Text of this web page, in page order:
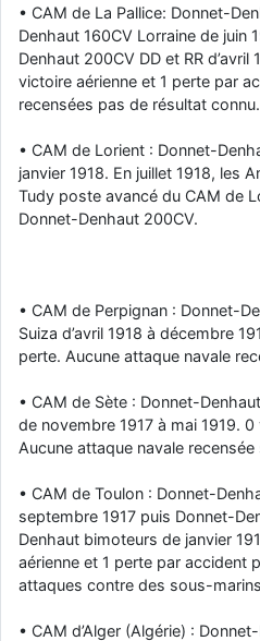
• CAM de La Pallice: Donnet-
Denhaut 160CV Lorraine de juin
Denhaut 200CV DD et RR d’avril
victoire aérienne et 1 perte par
recensées pas de résultat connu.
• CAM de Lorient : Donnet-
janvier 1918. En juillet 1918, les
Tudy poste avancé du CAM de
Donnet-Denhaut 200CV.
• CAM de Perpignan : Donnet-
Suiza d’avril 1918 à décembre
perte. Aucune attaque navale
• CAM de Sète : Donnet-
de novembre 1917 à mai 1919.
Aucune attaque navale recensée
• CAM de Toulon : Donnet-
septembre 1917 puis Donnet-
Denhaut bimoteurs de janvier
aérienne et 1 perte par accident
attaques contre des sous-
• CAM d’Alger (Algérie) :